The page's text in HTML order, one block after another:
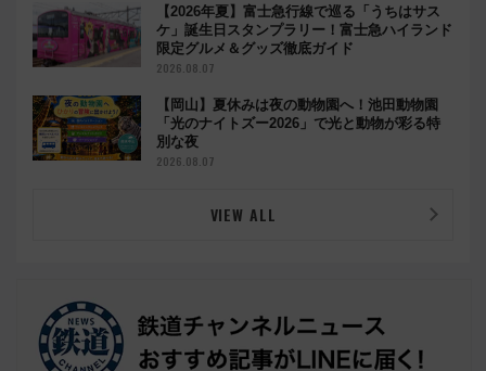
【2026年夏】富士急行線で巡る「うちはサス
ケ」誕生日スタンプラリー！富士急ハイランド
限定グルメ＆グッズ徹底ガイド
2026.08.07
【岡山】夏休みは夜の動物園へ！池田動物園
「光のナイトズー2026」で光と動物が彩る特
別な夜
2026.08.07
VIEW ALL